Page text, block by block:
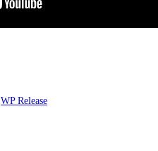
WP Release